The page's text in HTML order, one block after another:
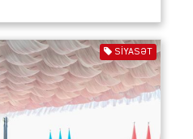
SIYASƏT